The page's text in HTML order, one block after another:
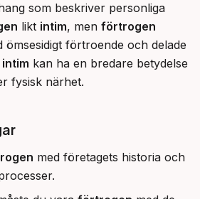
som beskriver personliga
likt intim, men förtrogen
ömsesidigt förtroende och delade
intim kan ha en bredare betydelse
fysisk närhet.
med företagets historia och